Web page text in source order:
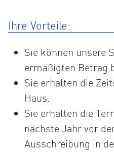
Ihre Vorteile:
Sie können unsere
ermäßigten Betrag
Sie erhalten die
Haus.
Sie erhalten die
nächste Jahr vor
Ausschreibung in